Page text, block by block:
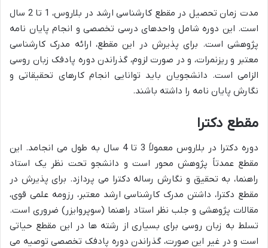
مدت زمان تحصیل در مقطع کارشناسی ارشد در بلاروس، 1 تا 2 سال
است. این دوره شامل واحدهای درسی تخصصی و انجام پایان نامه
پژوهشی است. برای پذیرش در این مقطع، ارائه مدرک کارشناسی
معتبر و ریزنمرات، و در صورت لزوم، گذراندن دوره پادفک زبان روسی
الزامی است. دانشجویان باید توانایی انجام کارهای تحقیقاتی و
نگارش پایان نامه را داشته باشند.
مقطع دکترا
دوره دکترا در بلاروس معمولاً 3 تا 4 سال به طول می انجامد. این
مقطع عمدتاً پژوهش محور است و دانشجو تحت نظر یک استاد
راهنما، به تحقیق و نگارش رساله دکترا می پردازد. برای پذیرش در
مقطع دکترا، داشتن مدرک کارشناسی ارشد معتبر، رزومه علمی قوی،
مقالات پژوهشی و جلب نظر استاد راهنما (سوپروایزر) ضروری است.
تسلط به زبان روسی برای بسیاری از رشته ها در این مقطع حیاتی
است و در غیر این صورت، گذراندن دوره پادفک تخصصی توصیه می